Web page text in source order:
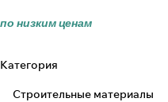
по низким ценам
Категория
Строительные материалы